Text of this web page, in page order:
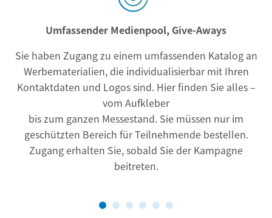
Umfassender Medienpool, Give-Aways
Sie haben Zugang zu einem umfassenden Katalog an
Werbematerialien, die individualisierbar mit Ihren
Kontaktdaten und Logos sind. Hier finden Sie alles –
vom Aufkleber
bis zum ganzen Messestand. Sie müssen nur im
geschützten Bereich für Teilnehmende bestellen.
Zugang erhalten Sie, sobald Sie der Kampagne
beitreten.